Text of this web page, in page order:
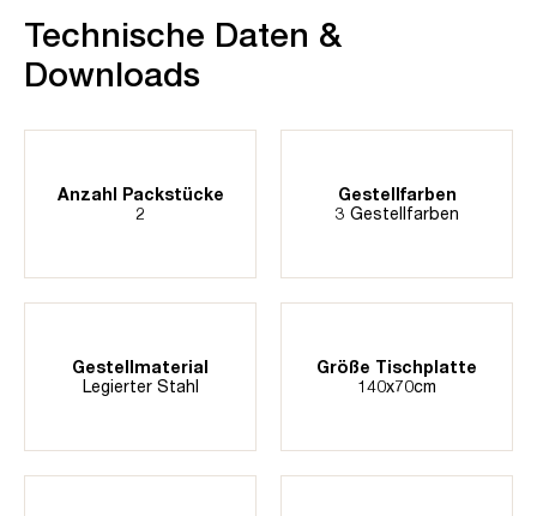
Technische Daten &
Downloads
Anzahl Packstücke
2
Gestellfarben
3 Gestellfarben
Gestellmaterial
Legierter Stahl
Größe Tischplatte
140x70cm